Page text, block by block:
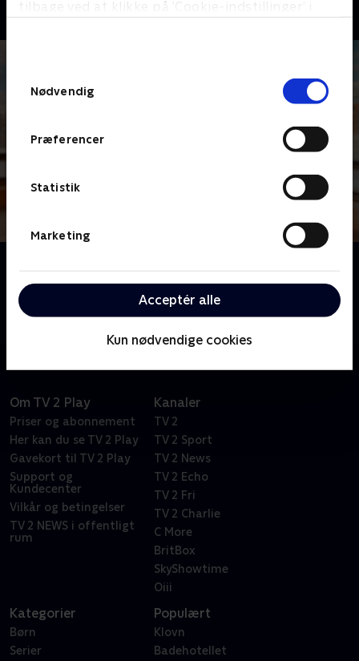
tilbage ved at klikke på ’Cookie-indstillinger’ i
Nødvendig
Præferencer
Statistik
Marketing
Acceptér alle
Kun nødvendige cookies
Meyerheim og hans panel af kendte danskere er klar
til at dele generøst ud af erfaringer og anekdoter for
at hjælpe danskerne med deres dilemmaer.
Om TV 2 Play
Priser og abonnement
Her kan du se TV 2 Play
Gavekort til TV 2 Play
Support og
Kundecenter
Vilkår og betingelser
TV 2 NEWS i offentligt
rum
Kanaler
TV 2
TV 2 Sport
TV 2 News
TV 2 Echo
TV 2 Fri
TV 2 Charlie
C More
BritBox
SkyShowtime
Oiii
Kategorier
Børn
Serier
Populært
Klovn
Badehotellet